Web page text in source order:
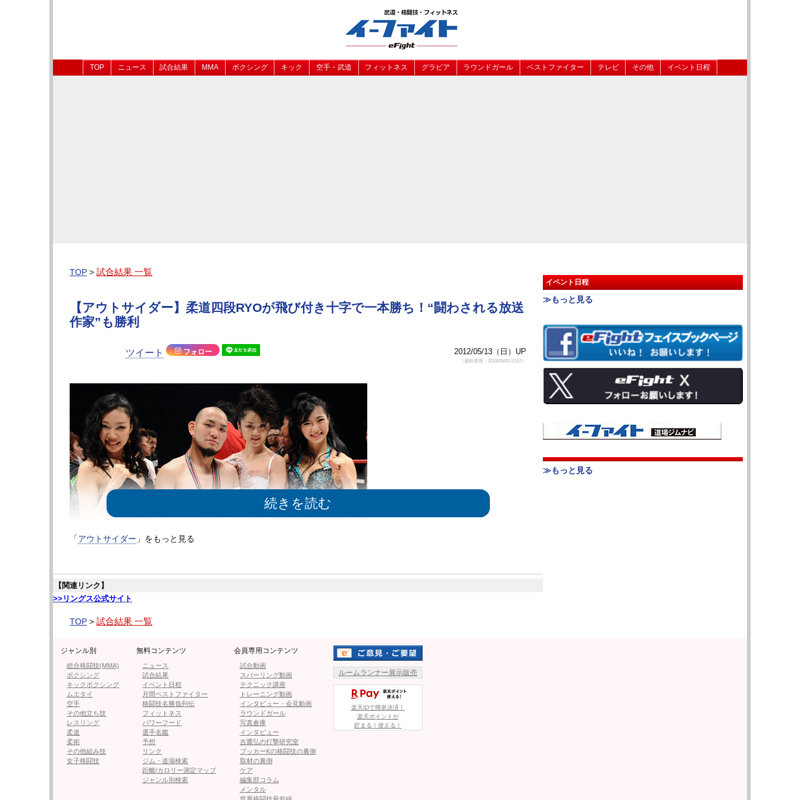
TOP ニュース 試合結果 MMA ボクシング キック 空手・武道 フィットネス グラビア ラウンドガール ベストファイター テレビ その他 イベント日程
TOP > 試合結果 一覧
【アウトサイダー】柔道四段RYOが飛び付き十字で一本勝ち！“闘わされる放送
作家”も勝利
ツイート フォロー 2012/05/13（日）UP
（最終更新：2019/05/03 12:57）
「THE OUTSIDER 第21戦」
2012年5月13日（日）東京・ディファ有明
開場14：00 開始15：00
観衆＝1,840人（超満員）
「アウトサイダー 」をもっと見る
【関連リンク】
>>リングス公式サイト
TOP > 試合結果 一覧
イベント日程
≫もっと見る
≫もっと見る
ジャンル別
総合格闘技(MMA)
ボクシング
キックボクシング
ムエタイ
空手
その他立ち技
レスリング
柔道
柔術
その他組み技
女子格闘技
無料コンテンツ
ニュース
試合結果
イベント日程
月間ベストファイター
格闘技名勝負列伝
フィットネス
パワーフード
選手名鑑
予想
リンク
ジム・道場検索
距離/カロリー測定マップ
ジャンル別検索
会員専用コンテンツ
試合動画
スパーリング動画
テクニック講座
トレーニング動画
インタビュー・会見動画
ラウンドガール
写真倉庫
インタビュー
吉鷹弘の打撃研究室
ブッカーKの格闘技の裏側
取材の裏側
ケア
編集部コラム
メンタル
ルームランナー展示販売
楽天IDで簡単決済！
楽天ポイントが
貯まる！使える！